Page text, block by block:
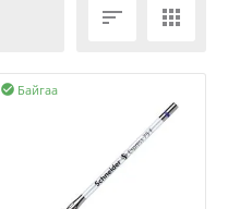
 
Байгаа
